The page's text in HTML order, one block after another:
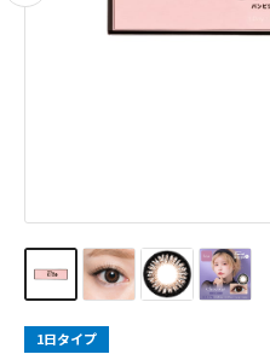
1日タイプ